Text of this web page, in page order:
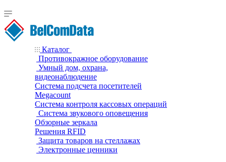
Каталог
Противокражное оборудование
Умный дом, охрана,
видеонаблюдение
Система подсчета посетителей
Megacount
Система контроля кассовых операций
Система звукового оповещения
Обзорные зеркала
Решения RFID
Защита товаров на стеллажах
Электронные ценники